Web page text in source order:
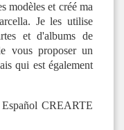
modèles et créé ma
Je les utilise
et d'albums de
vous proposer un
qui est également
Español CREARTE